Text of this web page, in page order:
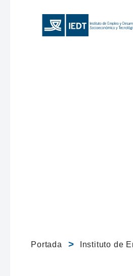
Portada Instituto de